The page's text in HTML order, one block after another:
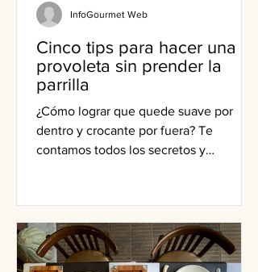
Cinco tips para hacer una
provoleta sin prender la
parrilla
¿Cómo lograr que quede suave por
dentro y crocante por fuera? Te
contamos todos los secretos y
InfoGourmet Web